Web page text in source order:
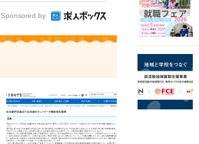
Sponsored by